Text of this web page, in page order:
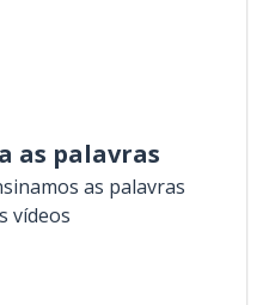
as palavras
as palavras
vídeos